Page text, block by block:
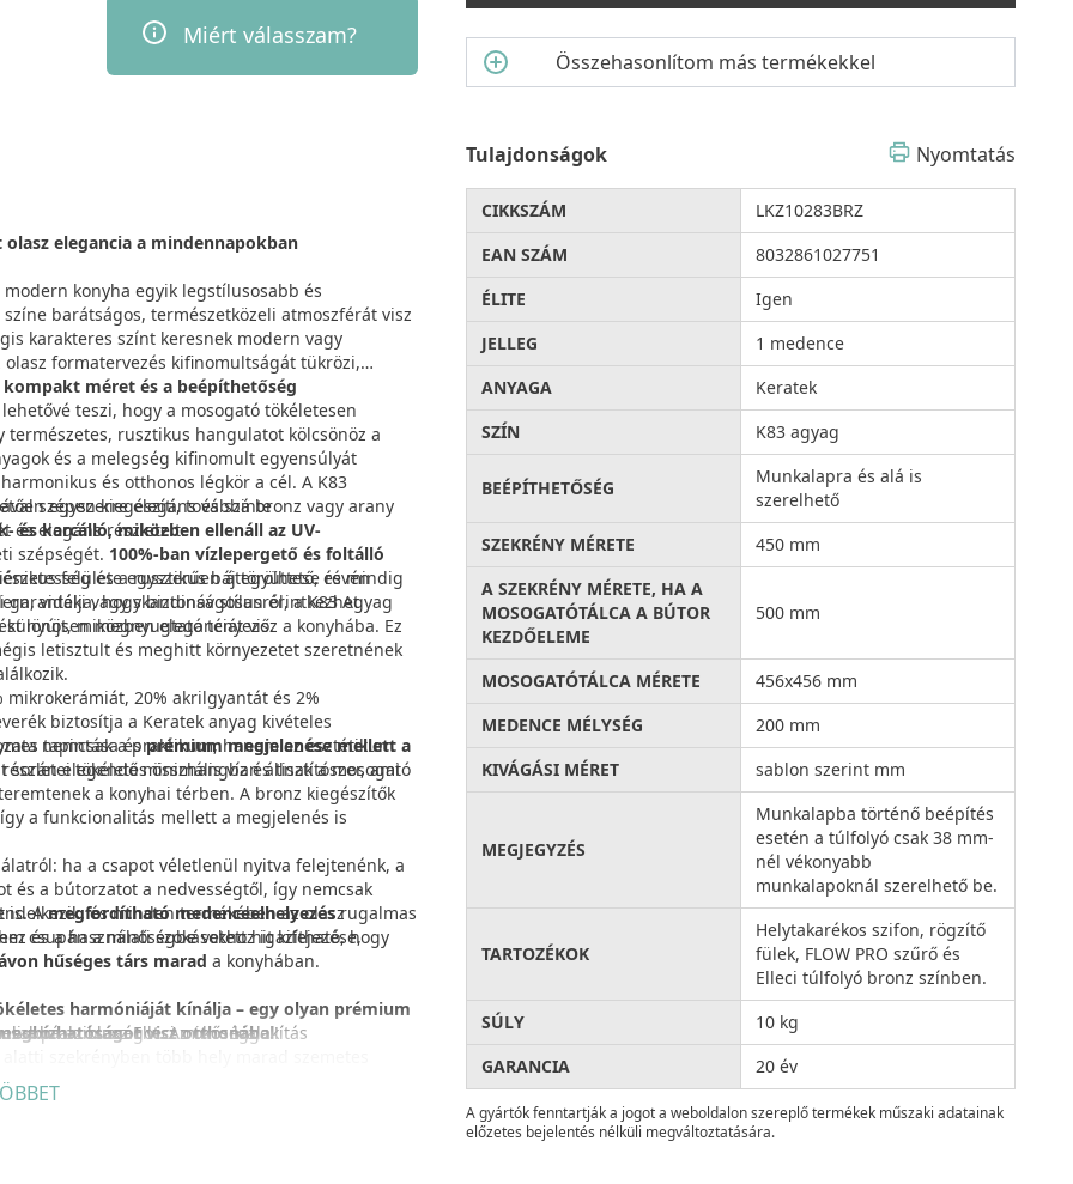
Miért válasszam?
elegancia a mindennapokban
modern konyha egyik legstílusosabb és
barátságos, természetközeli atmoszférát visz
karakteres színt keresnek modern vagy
formatervezés kifinomultságát tükrözi,
kompakt méret és a beépíthetőség
teszi, hogy a mosogató tökéletesen
egyszerre elegáns és szinte
és karcálló, miközben ellenáll az UV-
szépségét. 100%-ban vízlepergető és foltálló
felülete egyszerűen áttörölhető, és mindig
garantálja, hogy biztonságosan érintkezhet
különösen megnyugtató tényező.
20% akrilgyantát és 2%
biztosítja a Keratek anyag kivételes
tapintása ésprémium megjelenése mellett a
elegendő minimális víz és tisztítószer, ami
ha a csapot véletlenül nyitva felejtenénk, a
és a bútorzatot a nedvességtől, így nemcsak
is. Amegfordítható medenceelhelyezésrugalmas
és a használati szokásokhoz igazítható, hogy
a praktikusságot. Az okos kialakítás
a megoldás nemcsak esztétikus, hanem
rusztikus hangulatot kölcsönöz a
és a melegség kifinomult egyensúlyát
és otthonos légkör a cél. A K83
szépen kiegészíti, továbbá bronz vagy arany
és elegáns részleteit.
és a rusztikus báj együttese révén
vidéki vagy skandináv stílusról, a K83 Agyag
nyújt, miközben eleganciát visz a konyhába. Ez
letisztult és meghitt környezetet szeretnének
nemcsak a praktikum, hanem az esztétikum
tökéletes összhangban állnak a mosogató
a konyhai térben. A bronz kiegészítők
a funkcionalitás mellett a megjelenés is
és minden termékében az olasz
csupán a minőségbe vetett hit kifejezése,
hűséges társ marad a konyhában.
harmóniáját kínálja – egy olyan prémium
visz otthonába.
az olasz Elleci minőséggel!
Összehasonlítom más termékekkel
Tulajdonságok Nyomtatás
CIKKSZÁM
LKZ10283BRZ
EAN SZÁM
8032861027751
ÉLITE
Igen
JELLEG
1 medence
ANYAGA
Keratek
SZÍN
K83 agyag
BEÉPÍTHETŐSÉG
Munkalapra és alá is
szerelhető
SZEKRÉNY MÉRETE
450 mm
A SZEKRÉNY MÉRETE, HA A
MOSOGATÓTÁLCA A BÚTOR
KEZDŐELEME
500 mm
MOSOGATÓTÁLCA MÉRETE
456x456 mm
MEDENCE MÉLYSÉG
200 mm
KIVÁGÁSI MÉRET
sablon szerint mm
MEGJEGYZÉS
Munkalapba történő beépítés
esetén a túlfolyó csak 38 mm-
nél vékonyabb
munkalapoknál szerelhető be.
TARTOZÉKOK
Helytakarékos szifon, rögzítő
fülek, FLOW PRO szűrő és
Elleci túlfolyó bronz színben.
SÚLY
10 kg
GARANCIA
20 év
A gyártók fenntartják a jogot a weboldalon szereplő termékek műszaki adatainak
előzetes bejelentés nélküli megváltoztatására.